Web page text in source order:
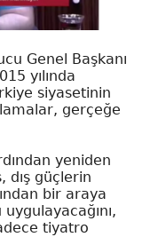
Genel Başkanı
yılında
siyasetinin
gerçeğe
yeniden
dış güçlerin
bir araya
tiyatro